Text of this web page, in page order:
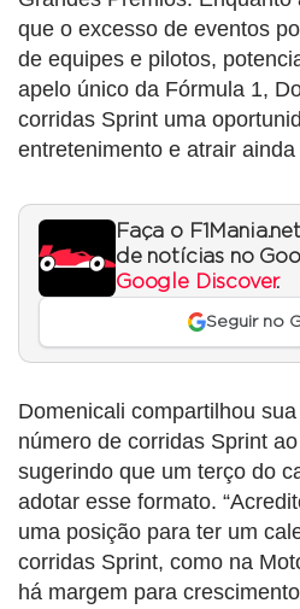
que o excesso de eventos
de equipes e pilotos,
apelo único da Fórmula 1,
corridas Sprint uma
entretenimento e atrair
Faça o
de notícias no
Google Discover.
Seguir no
Domenicali compartilhou
número de corridas Sprint
sugerindo que um terço do
adotar esse formato.
uma posição para ter um
corridas Sprint, como na
há margem para